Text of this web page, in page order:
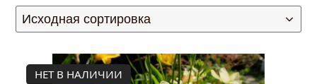
НЕТ В НАЛИЧИИ